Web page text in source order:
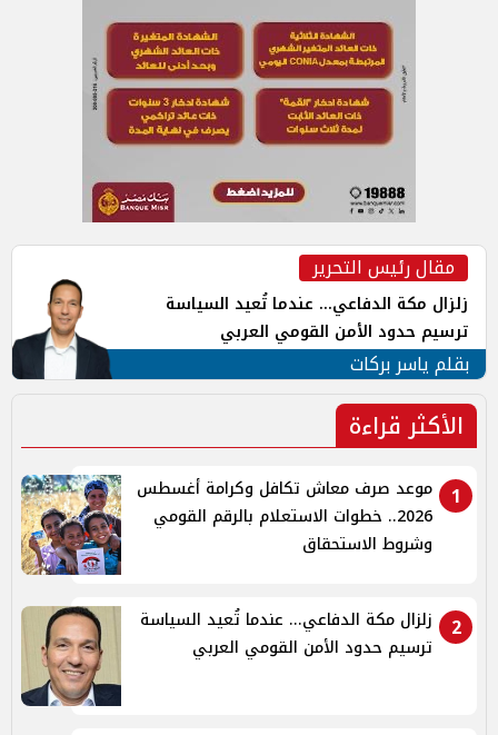
مقال رئيس التحرير
زلزال مكة الدفاعي... عندما تُعيد السياسة
ترسيم حدود الأمن القومي العربي
بقلم ياسر بركات
الأكثر قراءة
1
موعد صرف معاش تكافل وكرامة أغسطس
2026.. خطوات الاستعلام بالرقم القومي
وشروط الاستحقاق
2
زلزال مكة الدفاعي... عندما تُعيد السياسة
ترسيم حدود الأمن القومي العربي